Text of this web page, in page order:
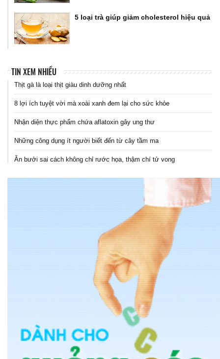
5 loại trà giúp giảm cholesterol hiệu quả
TIN XEM NHIỀU
Thịt gà là loại thịt giàu dinh dưỡng nhất
8 lợi ích tuyệt vời mà xoài xanh đem lại cho sức khỏe
Nhận diện thực phẩm chứa aflatoxin gây ung thư
Những công dụng ít người biết đến từ cây tầm ma
Ăn bưởi sai cách không chỉ rước họa, thậm chí tử vong